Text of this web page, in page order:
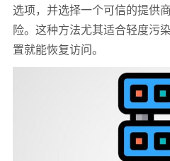
选项，并选择一个可信的提供
险。这种方法尤其适合轻度污
置就能恢复访问。